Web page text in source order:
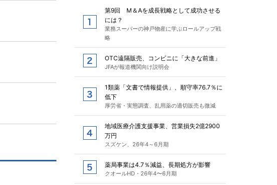
第9回 M＆Aを成長戦略として成功させる
には？
業務スーパーの神戸物産に学ぶロールアップ戦
略
OTC遠隔販売、コンビニに「大きな前進」
JFAが報道機関向け説明会
1類薬「文書で情報提供」、順守率76.7％に
低下
厚労省・実態調査、乱用薬の適切販売も微減
地域医療介護支援事業、営業損失2億2900
万円
スズケン、26年4～6月期
薬局事業は4.7％減益、長期処方が影響
クオールHD・26年4〜6月期